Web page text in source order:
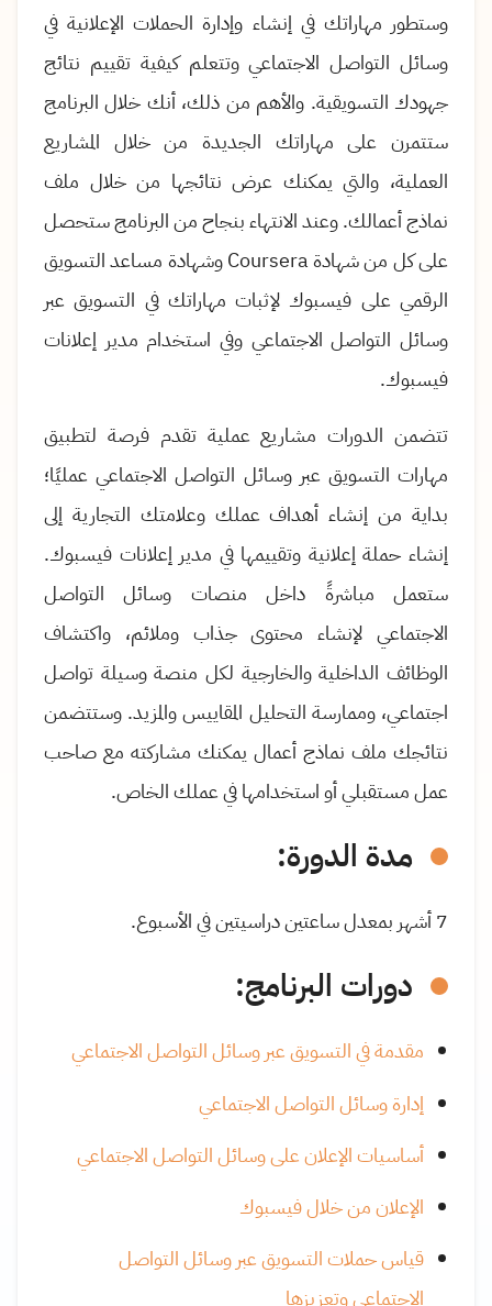
وستطور مهاراتك في إنشاء وإدارة الحملات الإعلانية في
وسائل التواصل الاجتماعي وتتعلم كيفية تقييم نتائج
جهودك التسويقية. والأهم من ذلك، أنك خلال البرنامج
ستتمرن على مهاراتك الجديدة من خلال المشاريع
العملية، والتي يمكنك عرض نتائجها من خلال ملف
نماذج أعمالك. وعند الانتهاء بنجاح من البرنامج ستحصل
على كل من شهادةCourseraوشهادة مساعد التسويق
الرقمي على فيسبوك لإثبات مهاراتك في التسويق عبر
وسائل التواصل الاجتماعي وفي استخدام مدير إعلانات
فيسبوك.
تتضمن الدورات مشاريع عملية تقدم فرصة لتطبيق
مهارات التسويق عبر وسائل التواصل الاجتماعي عمليًا؛
بداية من إنشاء أهداف عملك وعلامتك التجارية إلى
إنشاء حملة إعلانية وتقييمها في مدير إعلانات فيسبوك.
ستعمل مباشرةً داخل منصات وسائل التواصل
الاجتماعي لإنشاء محتوى جذاب وملائم، واكتشاف
الوظائف الداخلية والخارجية لكل منصة وسيلة تواصل
اجتماعي، وممارسة التحليل المقاييس والمزيد. وستتضمن
نتائجك ملف نماذج أعمال يمكنك مشاركته مع صاحب
عمل مستقبلي أو استخدامها في عملك الخاص.
مدة الدورة:
7 أشهر بمعدل ساعتين دراسيتين في الأسبوع.
دورات البرنامج:
مقدمة في التسويق عبر وسائل التواصل الاجتماعي
إدارة وسائل التواصل الاجتماعي
أساسيات الإعلان على وسائل التواصل الاجتماعي
الإعلان من خلال فيسبوك
قياس حملات التسويق عبر وسائل التواصل
الاجتماعي وتعزيزها